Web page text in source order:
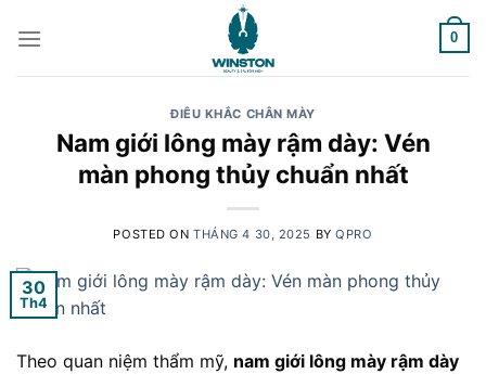
0
ĐIÊU KHẮC CHÂN MÀY
Nam giới lông mày rậm dày: Vén
màn phong thủy chuẩn nhất
POSTED ONTHÁNG 4 30, 2025 BYQPRO
30
Th4
Theo quan niệm thẩm mỹ, nam giới lông mày rậm dày